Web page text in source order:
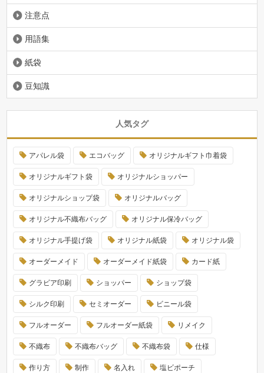
注意点
用語集
紙袋
豆知識
人気タグ
アパレル袋 エコバッグ オリジナルギフト巾着袋
オリジナルギフト袋 オリジナルショッパー
オリジナルショップ袋 オリジナルバッグ
オリジナル不織布バッグ オリジナル保冷バッグ
オリジナル手提げ袋 オリジナル紙袋 オリジナル袋
オーダーメイド オーダーメイド紙袋 カード紙
グラビア印刷 ショッパー ショップ袋
シルク印刷 セミオーダー ビニール袋
フルオーダー フルオーダー紙袋 リメイク
不織布 不織布バッグ 不織布袋 仕様
作り方 制作 名入れ 塩ビポーチ